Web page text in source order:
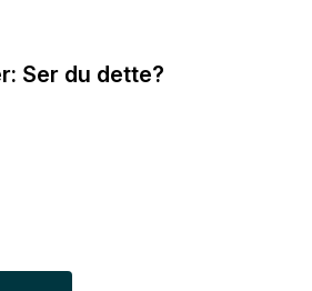
Ser du dette?